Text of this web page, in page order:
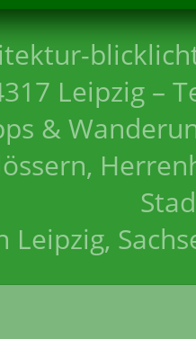
Leipzig –
&
Leipzig,